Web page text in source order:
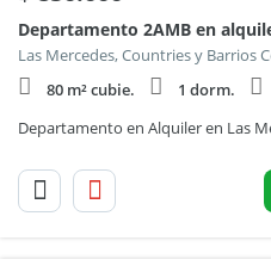
Las Mercedes, Countries y Barrios
80 m² cubie.
1 dorm.
Departamento en Alquiler en Las